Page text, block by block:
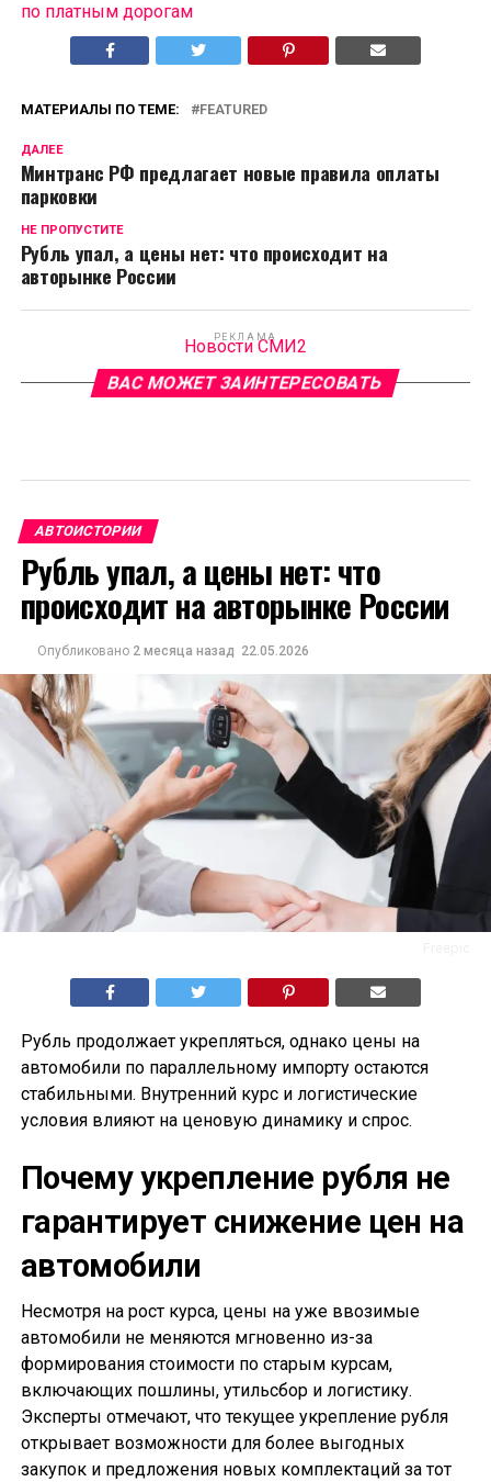
по платным дорогам
МАТЕРИАЛЫ ПО ТЕМЕ: FEATURED
ДАЛЕЕ
Минтранс РФ предлагает новые правила оплаты
парковки
НЕ ПРОПУСТИТЕ
Рубль упал, а цены нет: что происходит на
авторынке России
РЕКЛАМА
Новости СМИ2
ВАС МОЖЕТ ЗАИНТЕРЕСОВАТЬ
АВТОИСТОРИИ
Рубль упал, а цены нет: что
происходит на авторынке России
Опубликовано 2 месяца назад 22.05.2026
Рубль продолжает укрепляться, однако цены на
автомобили по параллельному импорту остаются
стабильными. Внутренний курс и логистические
условия влияют на ценовую динамику и спрос.
Почему укрепление рубля не
гарантирует снижение цен на
автомобили
Несмотря на рост курса, цены на уже ввозимые
автомобили не меняются мгновенно из-за
формирования стоимости по старым курсам,
включающих пошлины, утильсбор и логистику.
Эксперты отмечают, что текущее укрепление рубля
открывает возможности для более выгодных
закупок и предложения новых комплектаций за тот